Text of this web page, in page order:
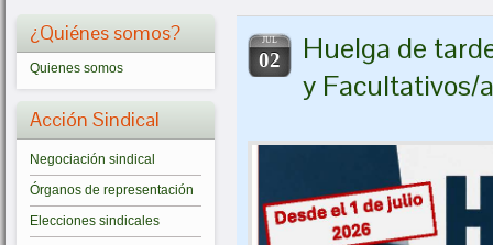
¿Quiénes somos?
Quienes somos
Acción Sindical
Negociación sindical
Órganos de representación
Elecciones sindicales
JUL
02
Huelga de
y Facultativos/